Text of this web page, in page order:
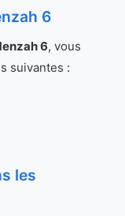
6
6, vous
suivantes :
les